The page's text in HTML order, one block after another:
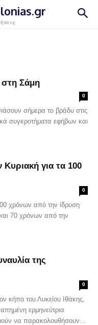
Σάμη
0
σήμερα το βράδυ στις
συγκροτήματα εφήβων και
για τα 100
0
χρόνων από την ίδρυση
70 χρόνων από την
της
0
κήπο του Λυκείου Ιθάκης,
ερμηνεύτρια
να παρακολουθήσουν...